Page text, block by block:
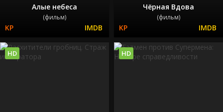
Алые небеса
(фильм)
Чёрная Вдова
(фильм)
HD HD